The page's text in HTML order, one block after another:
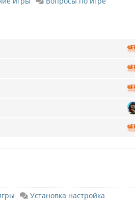
Установка настройка